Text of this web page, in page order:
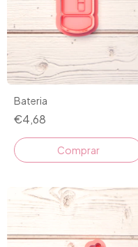
Bateria
€4,68
Comprar